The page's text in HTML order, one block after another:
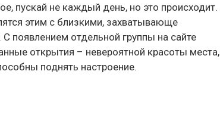
пускай не каждый день, но это происходит.
этим с близкими, захватывающе
появлением отдельной группы на сайте
открытия – невероятной красоты места,
поднять настроение.